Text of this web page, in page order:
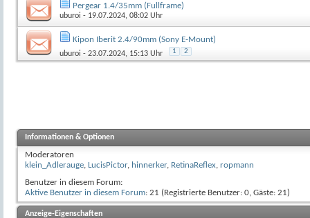
Pergear 1.4/35mm (Fullframe)
uburoi - 19.07.2024, 08:02 Uhr
Kipon Iberit 2.4/90mm (Sony E-Mount)
uburoi - 23.07.2024, 15:13 Uhr 1 2
Informationen & Optionen
Moderatoren
klein_Adlerauge, LucisPictor, hinnerker, RetinaReflex, ropmann
Benutzer in diesem Forum:
Aktive Benutzer in diesem Forum: 21 (Registrierte Benutzer: 0, Gäste: 21)
Anzeige-Eigenschaften